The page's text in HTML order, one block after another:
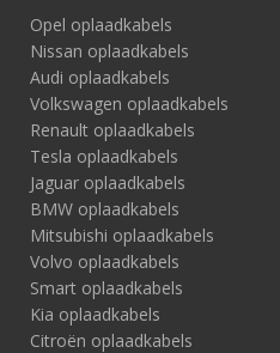
Opel oplaadkabels
Nissan oplaadkabels
Audi oplaadkabels
Volkswagen oplaadkabels
Renault oplaadkabels
Tesla oplaadkabels
Jaguar oplaadkabels
BMW oplaadkabels
Mitsubishi oplaadkabels
Volvo oplaadkabels
Smart oplaadkabels
Kia oplaadkabels
Citroën oplaadkabels